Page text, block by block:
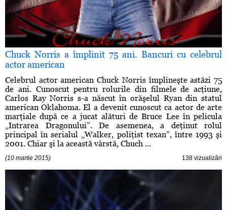
Chuck Norris a împlinit 75 ani. Bancuri cu celebrul
actor american
Celebrul actor american Chuck Norris împlineşte astăzi 75
de ani. Cunoscut pentru rolurile din filmele de acţiune,
Carlos Ray Norris s-a născut în orăşelul Ryan din statul
american Oklahoma. El a devenit cunoscut ca actor de arte
marţiale după ce a jucat alături de Bruce Lee în pelicula
„Intrarea Dragonului”. De asemenea, a deţinut rolul
principal în serialul „Walker, poliţist texan”, între 1993 şi
2001. Chiar şi la această vârstă, Chuch ...
(10 martie 2015) 138 vizualizări